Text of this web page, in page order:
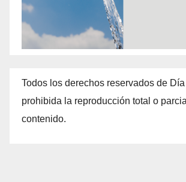
Todos los derechos reservados de
prohibida la reproducción total o
contenido.